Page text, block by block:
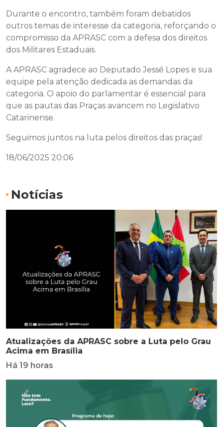
Durante o encontro, também foram debatidos
outros temas de interesse da categoria, reforçando o
compromisso da APRASC com a defesa dos direitos
dos Militares Estaduais.
A APRASC agradece ao Deputado Jessé Lopes e sua
equipe pela atenção dedicada as demandas da
categoria. O apoio do parlamentar é essencial para
que as pautas das Praças avancem no Legislativo
Catarinense.
Seguimos juntos na luta pelos direitos das praças!
18/06/2025 20:06
Notícias
Atualizações da APRASC sobre a Luta pelo Grau
Acima em Brasília
Há 19 horas